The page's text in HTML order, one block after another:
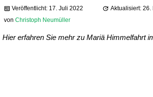
Veröffentlicht: 17. Juli 2022
Aktualisiert: 26.
von Christoph Neumüller
Hier erfahren Sie mehr zu Mariä Himmelfahrt